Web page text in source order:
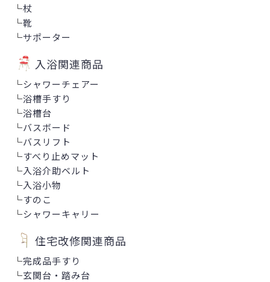
└杖
└靴
└サポーター
入浴関連商品
└シャワーチェアー
└浴槽手すり
└浴槽台
└バスボード
└バスリフト
└すべり止めマット
└入浴介助ベルト
└入浴小物
└すのこ
└シャワーキャリー
住宅改修関連商品
└完成品手すり
└玄関台・踏み台